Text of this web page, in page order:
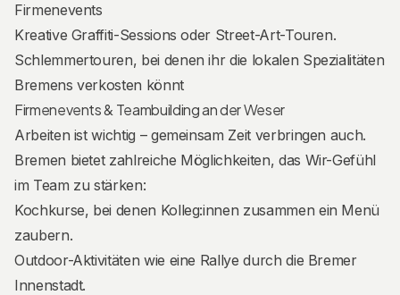
Firmenevents
Kreative Graffiti-Sessions oder Street-Art-Touren.
Schlemmertouren, bei denen ihr die lokalen Spezialitäten
Bremens verkosten könnt
Firmenevents & Teambuilding an der Weser
Arbeiten ist wichtig – gemeinsam Zeit verbringen auch.
Bremen bietet zahlreiche Möglichkeiten, das Wir-Gefühl
im Team zu stärken:
Kochkurse, bei denen Kolleg:innen zusammen ein Menü
zaubern.
Outdoor-Aktivitäten wie eine Rallye durch die Bremer
Innenstadt.